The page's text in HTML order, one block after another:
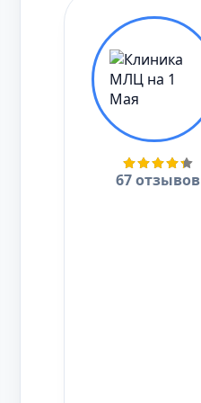
67 отзывов